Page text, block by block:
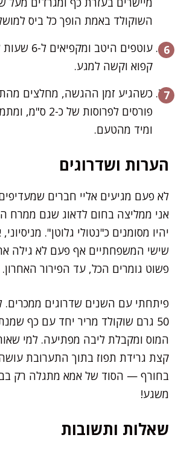
השוקולד באמת הופך כל ביס
עוטפים
קפוא וקשה למגע.
כשהגיע זמן ההגשה, מחלצים
פורסים לפרוסות
ומיד מהטעם.
הערות ושדרוגים
לא פעם מגיעים אליי חברים שמעדיפים
אני ממליצה בחום לדאוג שגם ממרח
יהיו מסומנים כ"נטולי גלוטן".
שישי המשפחתיים אף פעם לא גילה
פשוט גומרים הכל, עד הפירור האחרון.
פיתחתי עם השנים שדרוגים ממכרים.
50 גרם שוקולד מריר יחד עם כף
המוס ומקבלת ליבה מפתיעה. למי
קצת גרידת תפוז בתוך התערובת
בחורף — הסוד של אמא מתגלה רק
משגע!
שאלות ותשובות